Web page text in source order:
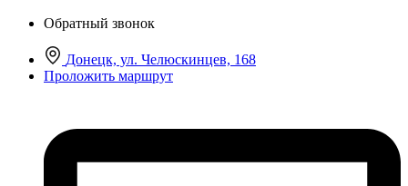
Обратный звонок
Донецк, ул. Челюскинцев, 168
Проложить маршрут